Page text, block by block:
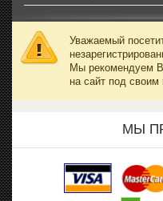
Уважаемый
Мы рекомендуем
на сайт под
МЫ